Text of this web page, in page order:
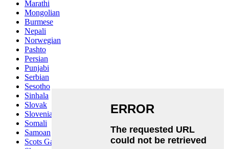
Marathi
Mongolian
Burmese
Nepali
Norwegian
Pashto
Persian
Punjabi
Serbian
Sesotho
Sinhala
Slovak
Slovenian
Somali
Samoan
Scots Gaelic